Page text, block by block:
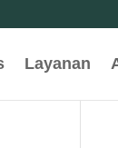
Layanan